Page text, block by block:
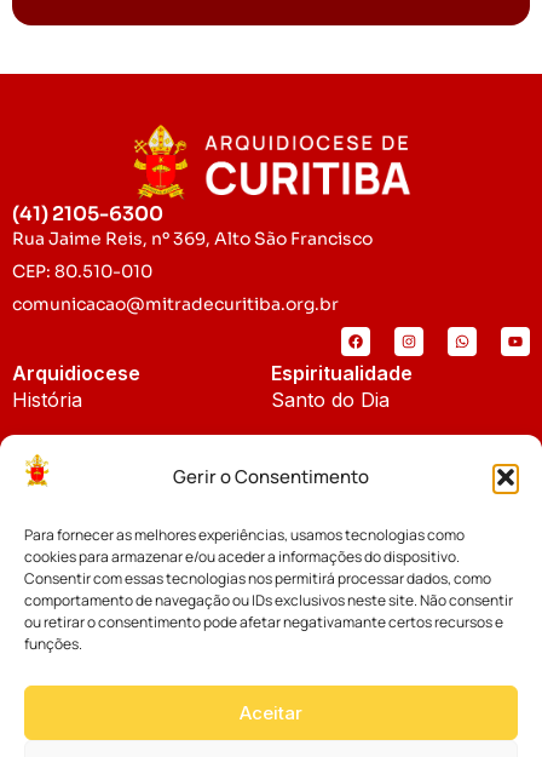
Gerir o Consentimento
Para fornecer as melhores experiências, usamos tecnologias como
cookies para armazenar e/ou aceder a informações do dispositivo.
Consentir com essas tecnologias nos permitirá processar dados, como
comportamento de navegação ou IDs exclusivos neste site. Não consentir
ou retirar o consentimento pode afetar negativamante certos recursos e
funções.
Aceitar
(41) 2105-6300
Rua Jaime Reis, nº 369, Alto São Francisco
CEP: 80.510-010
comunicacao@mitradecuritiba.org.br
Arquidiocese
História
Padroeira
Espiritualidade
Santo do Dia
Notícias
Notícias da Arquidiocese
Notícias Cáritas
Palavra dos Bispos
Cúria Diocesana
Fundo Diocesano
Vicariatos da Educação